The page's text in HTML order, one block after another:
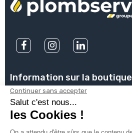
Information sur la boutique
PLOMBSERVICE
INFOS PRATIQUES